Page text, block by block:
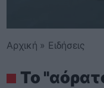
Αρχική » Ειδήσεις
Το